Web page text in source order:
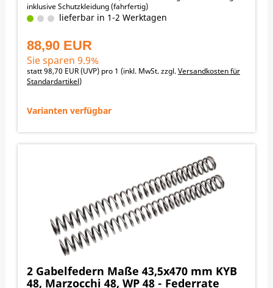
inklusive Schutzkleidung (fahrfertig)
Fahrergewicht / empfohlene Federraten:
65-75 kg -> 4,4 N/mm
75-85 kg -> 4,6 N/mm
85-95 kg -> 4,8 N/mm
95-105 kg -> 5,0 N/mm
105-115 kg -> 5,2 N/mm
lieferbar in 1-2 Werktagen
88,90 EUR
Sie sparen 9.9%
statt98,70 EUR(UVP) pro 1 (inkl. MwSt. zzgl.Versandkosten für
Standardartikel)
Varianten verfügbar
2 Gabelfedern Maße 43,5x470 mm KYB
48, Marzocchi 48, WP 48 - Federrate